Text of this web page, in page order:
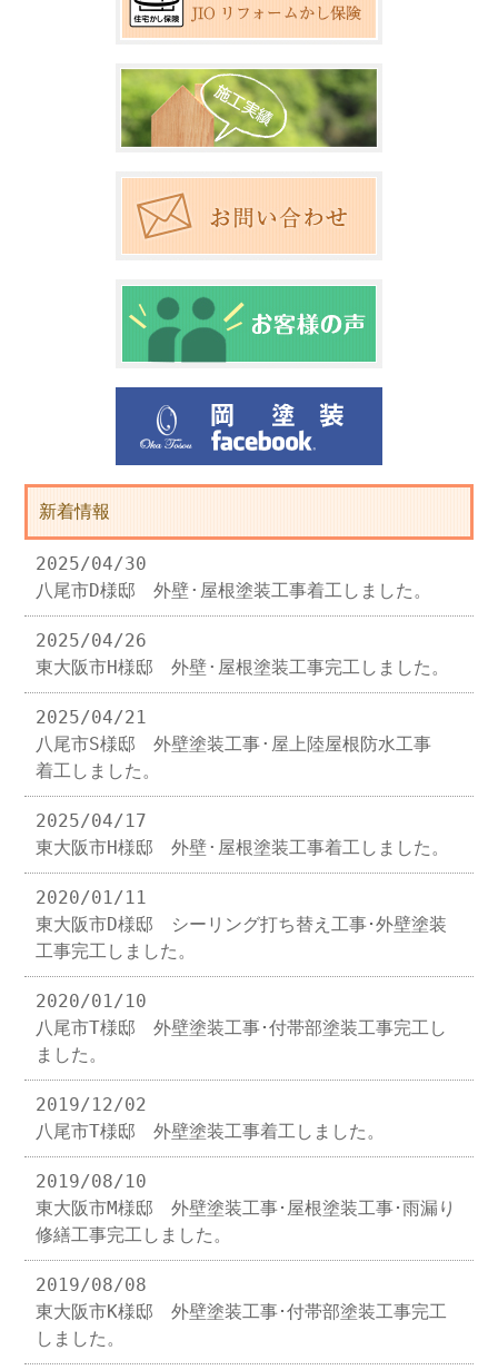
新着情報
2025/04/30
八尾市D様邸 外壁·屋根塗装工事着工しました。
2025/04/26
東大阪市H様邸 外壁·屋根塗装工事完工しました。
2025/04/21
八尾市S様邸 外壁塗装工事·屋上陸屋根防水工事
着工しました。
2025/04/17
東大阪市H様邸 外壁·屋根塗装工事着工しました。
2020/01/11
東大阪市D様邸 シーリング打ち替え工事･外壁塗装
工事完工しました。
2020/01/10
八尾市T様邸 外壁塗装工事･付帯部塗装工事完工し
ました。
2019/12/02
八尾市T様邸 外壁塗装工事着工しました。
2019/08/10
東大阪市M様邸 外壁塗装工事･屋根塗装工事･雨漏り
修繕工事完工しました。
2019/08/08
東大阪市K様邸 外壁塗装工事･付帯部塗装工事完工
しました。